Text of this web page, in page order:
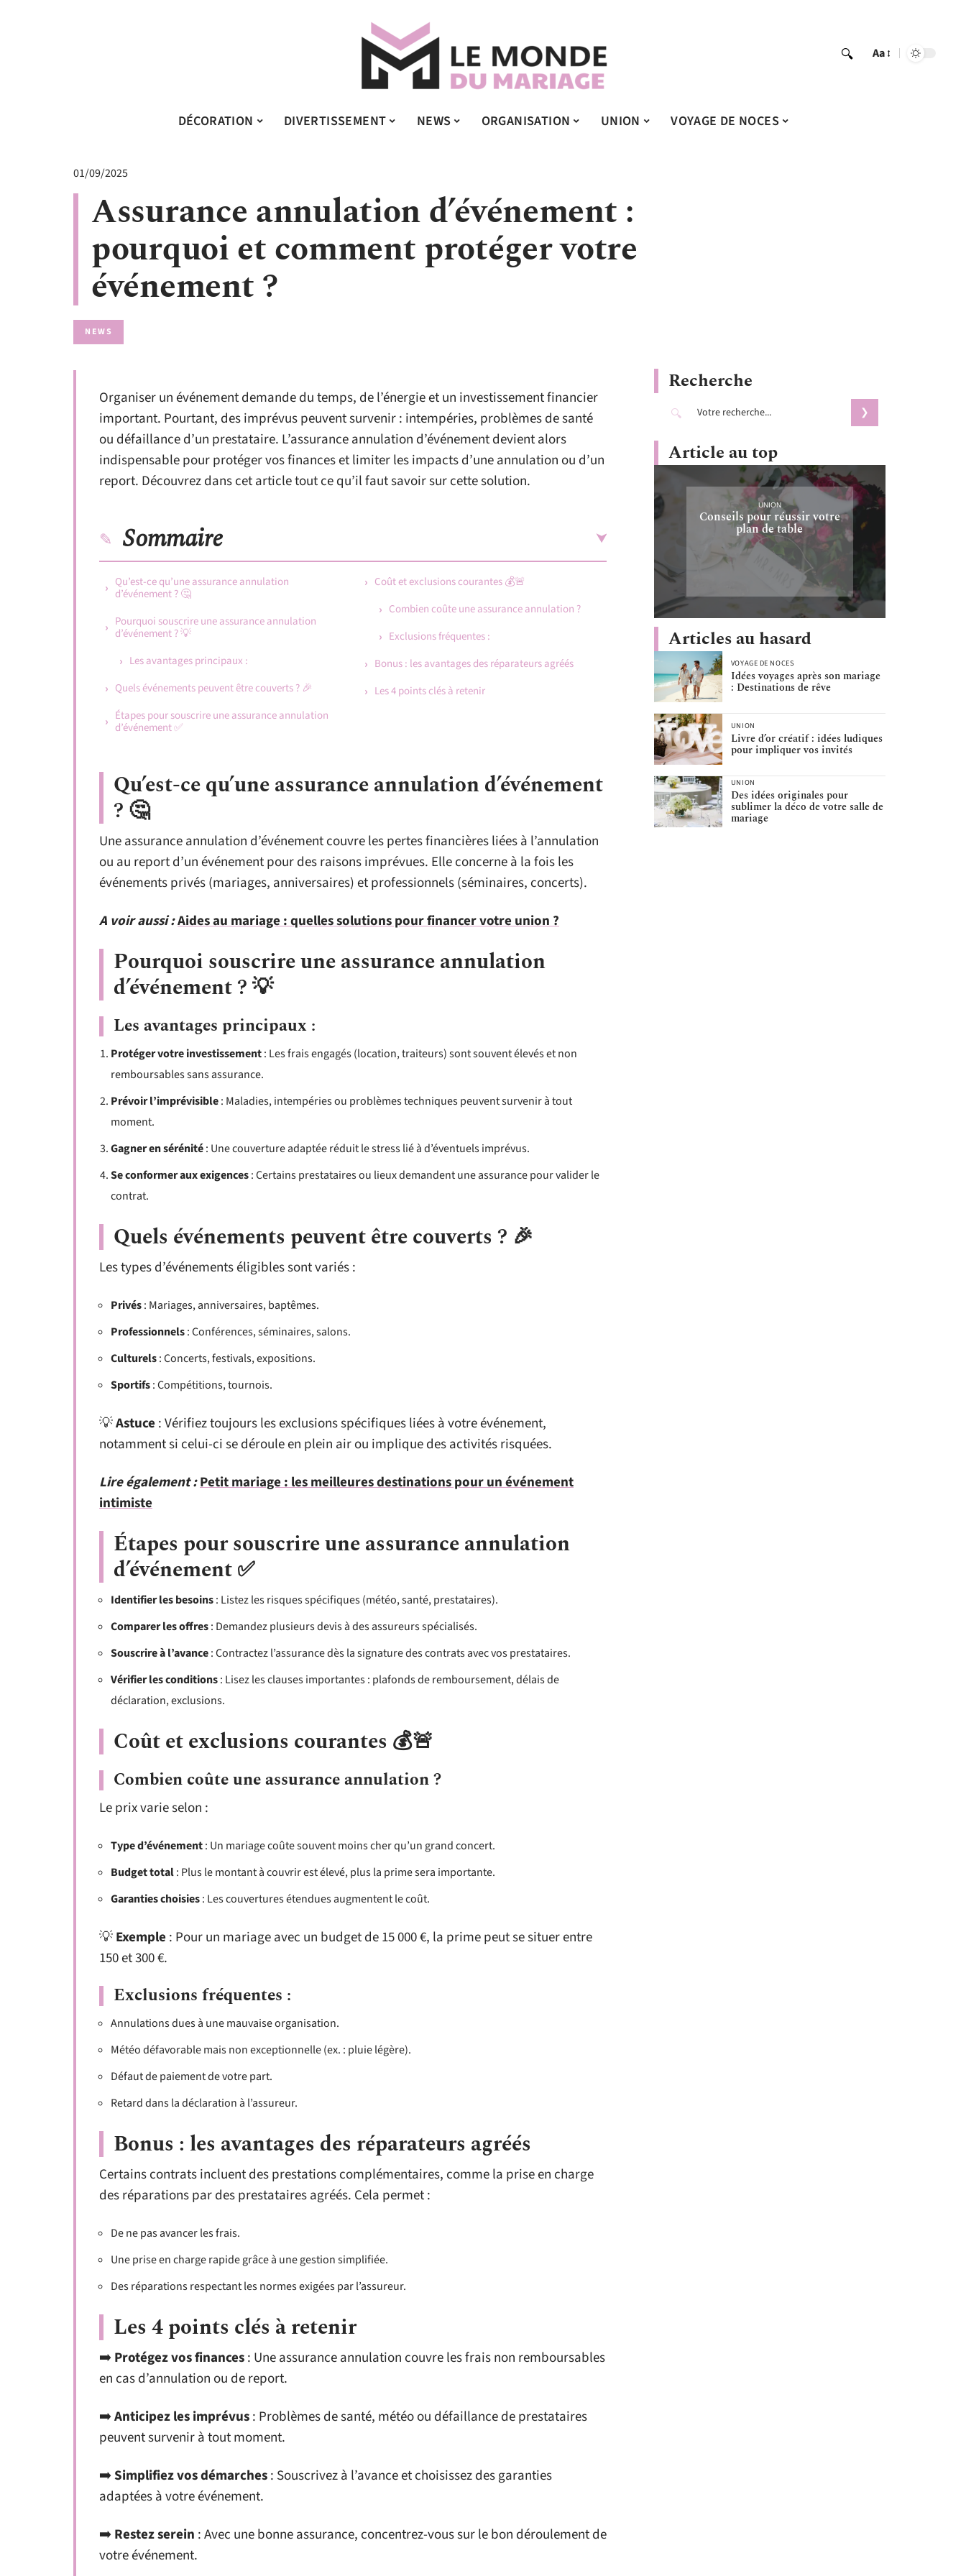
Aa
DÉCORATION DIVERTISSEMENT NEWS ORGANISATION UNION VOYAGE DE NOCES
01/09/2025
Assurance annulation d’événement :
pourquoi et comment protéger votre
événement ?
NEWS
Organiser un événement demande du temps, de l’énergie et un investissement financier
important. Pourtant, des imprévus peuvent survenir : intempéries, problèmes de santé
ou défaillance d’un prestataire. L’assurance annulation d’événement devient alors
indispensable pour protéger vos finances et limiter les impacts d’une annulation ou d’un
report. Découvrez dans cet article tout ce qu’il faut savoir sur cette solution.
Sommaire
Qu’est-ce qu’une assurance annulation
d’événement ? 🤔
Pourquoi souscrire une assurance annulation
d’événement ? 💡
Les avantages principaux :
Quels événements peuvent être couverts ? 🎉
Étapes pour souscrire une assurance annulation
d’événement ✅
Coût et exclusions courantes 💰🚨
Combien coûte une assurance annulation ?
Exclusions fréquentes :
Bonus : les avantages des réparateurs agréés
Les 4 points clés à retenir
Qu’est-ce qu’une assurance annulation d’événement
? 🤔
Une assurance annulation d’événement couvre les pertes financières liées à l’annulation
ou au report d’un événement pour des raisons imprévues. Elle concerne à la fois les
événements privés (mariages, anniversaires) et professionnels (séminaires, concerts).
A voir aussi :Aides au mariage : quelles solutions pour financer votre union ?
Pourquoi souscrire une assurance annulation
d’événement ? 💡
Les avantages principaux :
Protéger votre investissement: Les frais engagés (location, traiteurs) sont souvent élevés et non
remboursables sans assurance.
Prévoir l’imprévisible: Maladies, intempéries ou problèmes techniques peuvent survenir à tout
moment.
Gagner en sérénité: Une couverture adaptée réduit le stress lié à d’éventuels imprévus.
Se conformer aux exigences: Certains prestataires ou lieux demandent une assurance pour valider le
contrat.
Quels événements peuvent être couverts ? 🎉
Les types d’événements éligibles sont variés :
Privés: Mariages, anniversaires, baptêmes.
Professionnels: Conférences, séminaires, salons.
Culturels: Concerts, festivals, expositions.
Sportifs: Compétitions, tournois.
💡Astuce : Vérifiez toujours les exclusions spécifiques liées à votre événement,
notamment si celui-ci se déroule en plein air ou implique des activités risquées.
Lire également :Petit mariage : les meilleures destinations pour un événement
intimiste
Étapes pour souscrire une assurance annulation
d’événement ✅
Identifier les besoins: Listez les risques spécifiques (météo, santé, prestataires).
Comparer les offres: Demandez plusieurs devis à des assureurs spécialisés.
Souscrire à l’avance: Contractez l’assurance dès la signature des contrats avec vos prestataires.
Vérifier les conditions: Lisez les clauses importantes : plafonds de remboursement, délais de
déclaration, exclusions.
Coût et exclusions courantes 💰🚨
Combien coûte une assurance annulation ?
Le prix varie selon :
Type d’événement: Un mariage coûte souvent moins cher qu’un grand concert.
Budget total: Plus le montant à couvrir est élevé, plus la prime sera importante.
Garanties choisies: Les couvertures étendues augmentent le coût.
💡Exemple : Pour un mariage avec un budget de 15 000 €, la prime peut se situer entre
150 et 300 €.
Exclusions fréquentes :
Annulations dues à une mauvaise organisation.
Météo défavorable mais non exceptionnelle (ex. : pluie légère).
Défaut de paiement de votre part.
Retard dans la déclaration à l’assureur.
Bonus : les avantages des réparateurs agréés
Certains contrats incluent des prestations complémentaires, comme la prise en charge
des réparations par des prestataires agréés. Cela permet :
De ne pas avancer les frais.
Une prise en charge rapide grâce à une gestion simplifiée.
Des réparations respectant les normes exigées par l’assureur.
Les 4 points clés à retenir
➡️Protégez vos finances: Une assurance annulation couvre les frais non remboursables
en cas d’annulation ou de report.
➡️Anticipez les imprévus: Problèmes de santé, météo ou défaillance de prestataires
peuvent survenir à tout moment.
➡️Simplifiez vos démarches: Souscrivez à l’avance et choisissez des garanties
adaptées à votre événement.
➡️Restez serein : Avec une bonne assurance, concentrez-vous sur le bon déroulement de
votre événement.
Recherche
Article au top
UNION
Conseils pour réussir votre
plan de table
Articles au hasard
VOYAGE DE NOCES
Idées voyages après son mariage
: Destinations de rêve
UNION
Livre d’or créatif : idées ludiques
pour impliquer vos invités
UNION
Des idées originales pour
sublimer la déco de votre salle de
mariage